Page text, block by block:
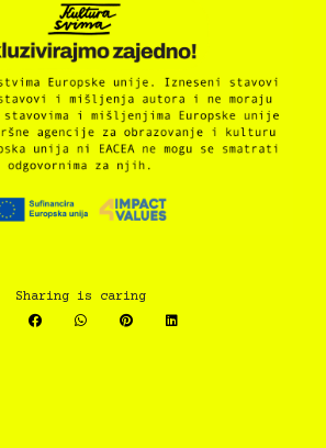
Sharing is caring